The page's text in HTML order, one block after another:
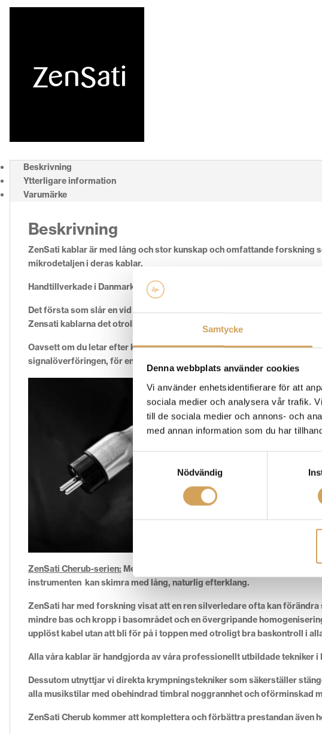
Samtycke
Denna webbplats använder cookies
Vi använder enhetsidentifierare för att
sociala medier och analysera vår trafik.
till de sociala medier och annons- och
med annan information som du har
Samtyckesval
Nödvändig
Beskrivning
Ytterligare information
Varumärke
Beskrivning
ZenSati kablar är med lång och stor kunskap och omfattande forskning
mikrodetaljen i deras kablar.
Handtillverkade i Danmark för full kontroll i alla led.
Det första som slår en vid lyssning av ZenSati kablar är en öppen och
Zensati kablarna det otroligt bra utan att det blir rörigt, blir en mycket
Oavsett om du letar efter kablar för hemmabio, stereoljud,
signalöverföringen, för enastående prestanda och snabb ljudåtergivning.
ZenSati Cherub-serien: Med sin silverpläterade koppar är ZenSati
instrumenten kan skimra med lång, naturlig efterklang.
ZenSati har med forskning visat att en ren silverledare ofta kan
mindre bas och kropp i basområdet och en övergripande
upplöst kabel utan att bli för på i toppen med otroligt bra baskontroll i
Alla våra kablar är handgjorda av våra professionellt utbildade
Dessutom utnyttjar vi direkta krympningstekniker som säkerställer
alla musikstilar med obehindrad timbral noggrannhet och oförminskad
ZenSati Cherub kommer att komplettera och förbättra prestandan även